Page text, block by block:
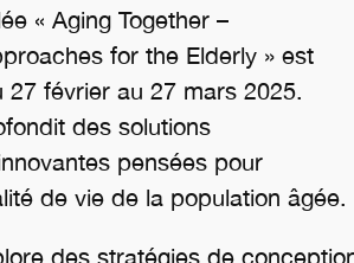
« Aging Together –
for the Elderly » est
février au 27 mars 2025.
des solutions
pensées pour
de vie de la population âgée.
des stratégies de